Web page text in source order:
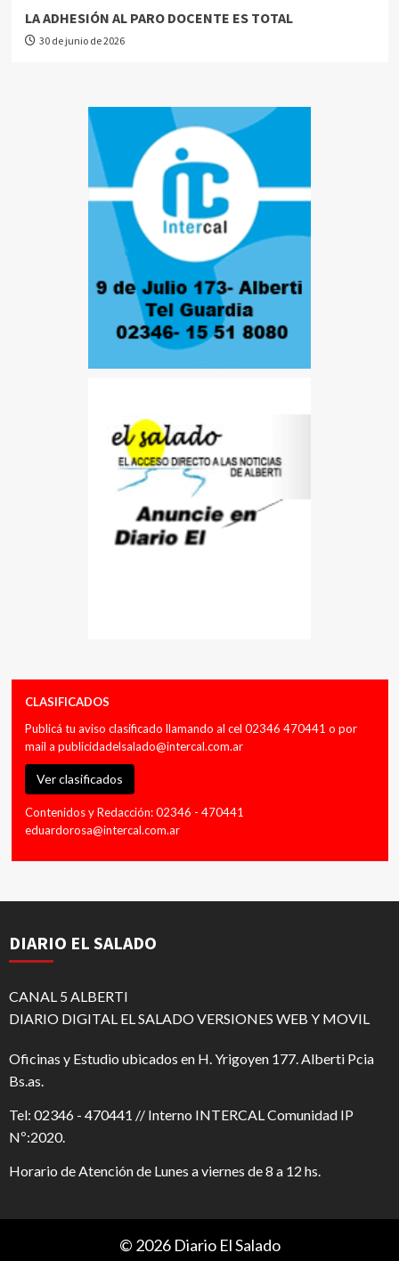
LA ADHESIÓN AL PARO DOCENTE ES TOTAL
30 de junio de 2026
CLASIFICADOS
Publicá tu aviso clasificado llamando al cel 02346 470441 o por
mail a publicidadelsalado@intercal.com.ar
Ver clasificados
Contenidos y Redacción: 02346 - 470441
eduardorosa@intercal.com.ar
DIARIO EL SALADO
CANAL 5 ALBERTI
DIARIO DIGITAL EL SALADO VERSIONES WEB Y MOVIL
Oficinas y Estudio ubicados en H. Yrigoyen 177. Alberti Pcia
Bs.as.
Tel: 02346 - 470441 // Interno INTERCAL Comunidad IP
Nº:2020.
Horario de Atención de Lunes a viernes de 8 a 12 hs.
© 2026 Diario El Salado